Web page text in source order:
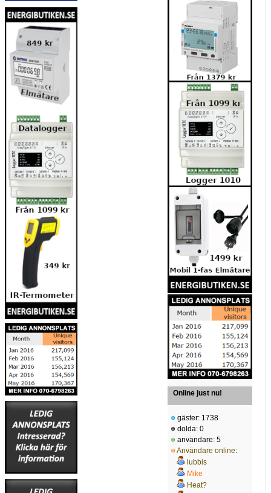
Online just nu!
gäster: 1738
dolda: 0
användare: 5
Användare online:
lubbis
Mike
Heat?